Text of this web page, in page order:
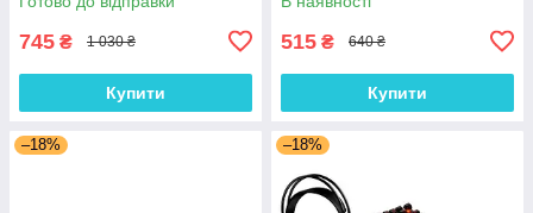
745 ₴ 1 030 ₴
Купити
515 ₴ 640 ₴
Купити
–18% –18%